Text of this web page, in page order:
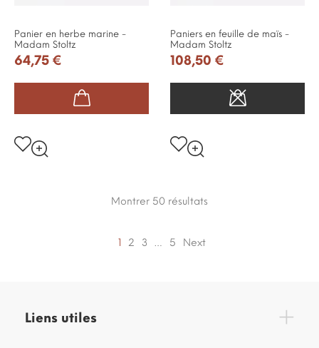
Panier en herbe marine -
Madam Stoltz
64,75 €
Paniers en feuille de maïs -
Madam Stoltz
108,50 €
Montrer 50 résultats
1 2 3 … 5 Next
Liens utiles